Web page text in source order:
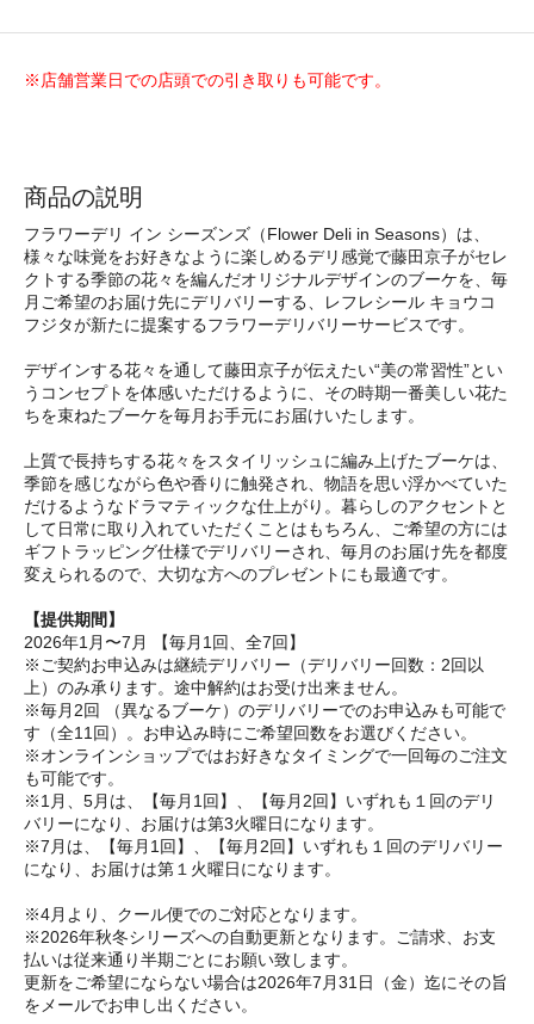
※店舗営業日での店頭での引き取りも可能です。
商品の説明
フラワーデリ イン シーズンズ（Flower Deli in Seasons）は、
様々な味覚をお好きなように楽しめるデリ感覚で藤田京子がセレ
クトする季節の花々を編んだオリジナルデザインのブーケを、毎
月ご希望のお届け先にデリバリーする、レフレシール キョウコ
フジタが新たに提案するフラワーデリバリーサービスです。
デザインする花々を通して藤田京子が伝えたい“美の常習性”とい
うコンセプトを体感いただけるように、その時期一番美しい花た
ちを束ねたブーケを毎月お手元にお届けいたします。
上質で長持ちする花々をスタイリッシュに編み上げたブーケは、
季節を感じながら色や香りに触発され、物語を思い浮かべていた
だけるようなドラマティックな仕上がり。暮らしのアクセントと
して日常に取り入れていただくことはもちろん、ご希望の方には
ギフトラッピング仕様でデリバリーされ、毎月のお届け先を都度
変えられるので、大切な方へのプレゼントにも最適です。
【提供期間】
2026年1月〜7月 【毎月1回、全7回】
※ご契約お申込みは継続デリバリー（デリバリー回数：2回以
上）のみ承ります。途中解約はお受け出来ません。
※毎月2回 （異なるブーケ）のデリバリーでのお申込みも可能で
す（全11回）。お申込み時にご希望回数をお選びください。
※オンラインショップではお好きなタイミングで一回毎のご注文
も可能です。
※1月、5月は、【毎月1回】、【毎月2回】いずれも１回のデリ
バリーになり、お届けは第3火曜日になります。
※7月は、【毎月1回】、【毎月2回】いずれも１回のデリバリー
になり、お届けは第１火曜日になります。
※4月より、クール便でのご対応となります。
※2026年秋冬シリーズへの自動更新となります。ご請求、お支
払いは従来通り半期ごとにお願い致します。
更新をご希望にならない場合は2026年7月31日（金）迄にその旨
をメールでお申し出ください。